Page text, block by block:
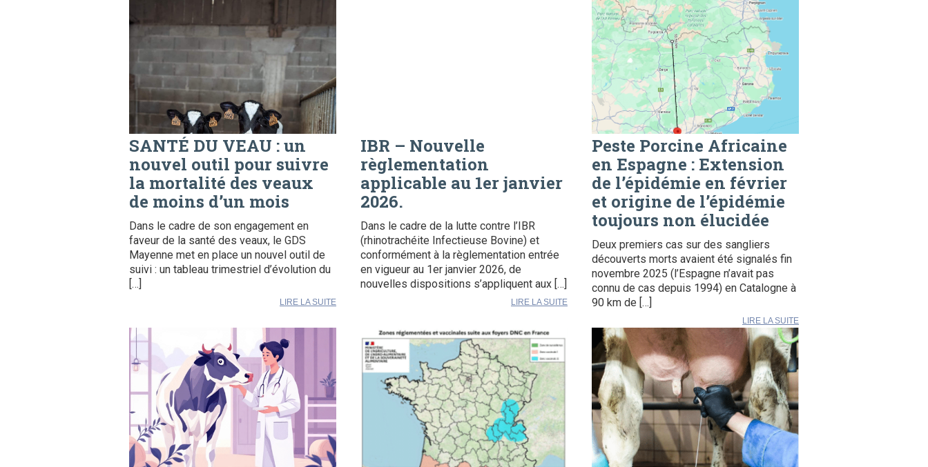
SANTÉ DU VEAU : un
nouvel outil pour suivre
la mortalité des veaux
de moins d’un mois
Dans le cadre de son engagement en
faveur de la santé des veaux, le GDS
Mayenne met en place un nouvel outil de
suivi : un tableau trimestriel d’évolution du
[…]
LIRE LA SUITE
IBR – Nouvelle
règlementation
applicable au 1er janvier
2026.
Dans le cadre de la lutte contre l’IBR
(rhinotrachéite Infectieuse Bovine) et
conformément à la règlementation entrée
en vigueur au 1er janvier 2026, de
nouvelles dispositions s’appliquent aux […]
LIRE LA SUITE
Peste Porcine Africaine
en Espagne : Extension
de l’épidémie en février
et origine de l’épidémie
toujours non élucidée
Deux premiers cas sur des sangliers
découverts morts avaient été signalés fin
novembre 2025 (l’Espagne n’avait pas
connu de cas depuis 1994) en Catalogne à
90 km de […]
LIRE LA SUITE